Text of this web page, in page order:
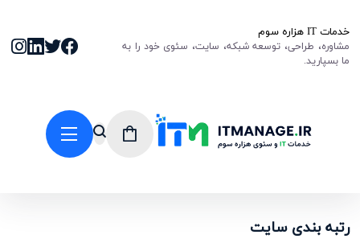
خدمات IT هزاره سوم
مشاوره، طراحی، توسعه شبکه، سایت، سئوی خود را به
ما بسپارید.
رتبه بندی سایت